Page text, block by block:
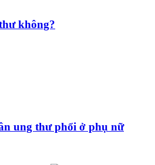
không?
ung thư phổi ở phụ nữ